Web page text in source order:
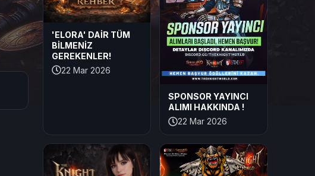
'ELORA' DAİR TÜM
BİLMENİZ
GEREKENLER!
22 Mar 2026
SPONSOR YAYINCI
ALIMI HAKKINDA !
22 Mar 2026